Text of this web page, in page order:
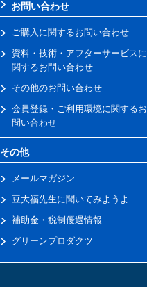
お問い合わせ
ご購入に関するお問い合わせ
資料・技術・アフターサービスに
関するお問い合わせ
その他のお問い合わせ
会員登録・ご利用環境に関するお
問い合わせ
その他
メールマガジン
豆大福先生に聞いてみようよ
補助金・税制優遇情報
グリーンプロダクツ